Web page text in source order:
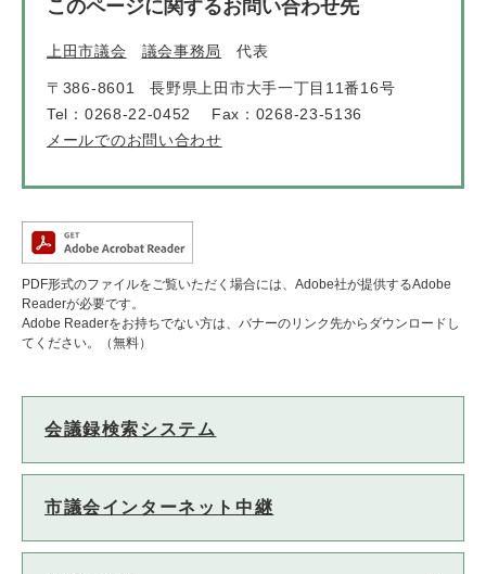
このページに関するお問い合わせ先
上田市議会 議会事務局 代表
〒386-8601
長野県上田市大手一丁目11番16号
Tel：0268-22-0452
Fax：0268-23-5136
メールでのお問い合わせ
PDF形式のファイルをご覧いただく場合には、Adobe社が提供するAdobe
Readerが必要です。
Adobe Readerをお持ちでない方は、バナーのリンク先からダウンロードし
てください。（無料）
会議録検索システム
市議会インターネット中継